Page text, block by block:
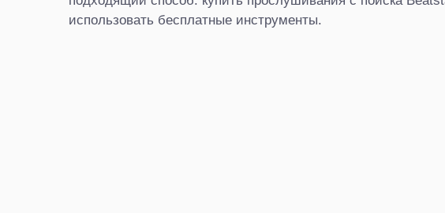
использовать бесплатные инструменты.